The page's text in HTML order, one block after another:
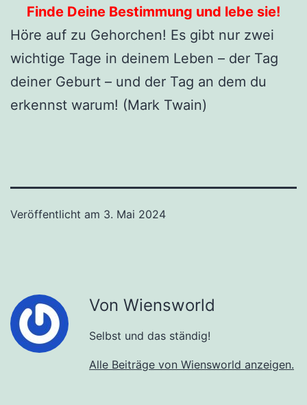
Finde Deine Bestimmung und lebe sie!
Höre auf zu Gehorchen! Es gibt nur zwei
wichtige Tage in deinem Leben – der Tag
deiner Geburt – und der Tag an dem du
erkennst warum! (Mark Twain)
Veröffentlicht am 3. Mai 2024
Von Wiensworld
Selbst und das ständig!
Alle Beiträge von Wiensworld anzeigen.